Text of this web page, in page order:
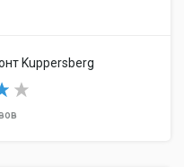
Kuppersberg